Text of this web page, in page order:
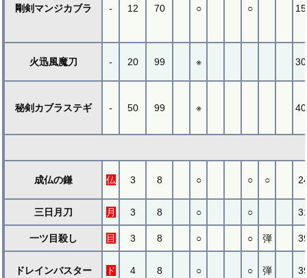
剛剣マンジカブラ - 12 70 ○ ○
火迅風魔刀 - 20 99 ※
秘剣カブラステギ - 50 99 ※
成仏の鎌 仏 3 8 ○ ○ ○
三日月刀 月 3 8 ○ ○
一ツ目殺し 目 3 8 ○ ○ 弾
ドレインバスター ド 4 8 ○ ○ 弾